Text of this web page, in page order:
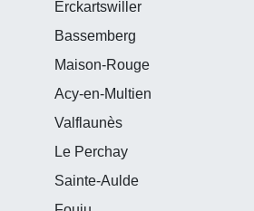
Erckartswiller
Bassemberg
Maison-Rouge
Acy-en-Multien
Valflaunès
Le Perchay
Sainte-Aulde